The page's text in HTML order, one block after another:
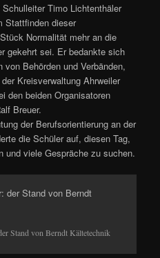
Timo Lichtenthäler
Stattfinden dieser
Normalität mehr an die
gekehrt sei. Er bedankte sich
Behörden und Verbänden,
Kreisverwaltung Ahrweiler
den beiden Organisatoren
Breuer.
der Berufsorientierung an der
die Schüler auf, diesen Tag,
und viele Gespräche zu suchen.
Stand von Berndt Kältetechnik